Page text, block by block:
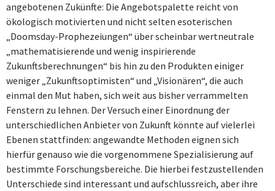
angebotenen Zukünfte: Die Angebotspalette reicht von
ökologisch motivierten und nicht selten esoterischen
„Doomsday-Prophezeiungen“ über scheinbar wertneutrale
„mathematisierende und wenig inspirierende
Zukunftsberechnungen“ bis hin zu den Produkten einiger
weniger „Zukunftsoptimisten“ und „Visionären“, die auch
einmal den Mut haben, sich weit aus bisher verrammelten
Fenstern zu lehnen. Der Versuch einer Einordnung der
unterschiedlichen Anbieter von Zukunft könnte auf vielerlei
Ebenen stattfinden: angewandte Methoden eignen sich
hierfür genauso wie die vorgenommene Spezialisierung auf
bestimmte Forschungsbereiche. Die hierbei festzustellenden
Unterschiede sind interessant und aufschlussreich, aber ihre